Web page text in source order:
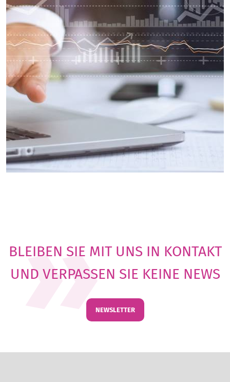
BLEIBEN SIE MIT UNS IN KONTAKT
UND VERPASSEN SIE KEINE NEWS
NEWSLETTER